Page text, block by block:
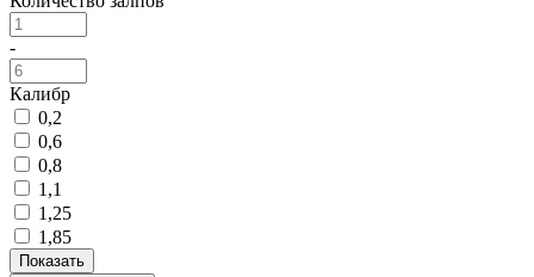
-
Калибр
0,2
0,6
0,8
1,1
1,25
1,85